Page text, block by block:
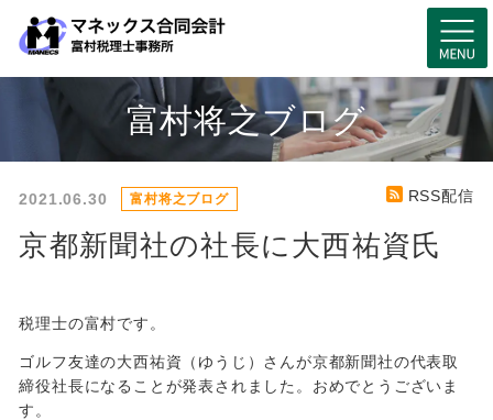
富村将之ブログ
2021.06.30 RSS配信
富村将之ブログ
京都新聞社の社長に大西祐資氏
税理士の富村です。
ゴルフ友達の大西祐資（ゆうじ）さんが京都新聞社の代表取
締役社長になることが発表されました。おめでとうございま
す。